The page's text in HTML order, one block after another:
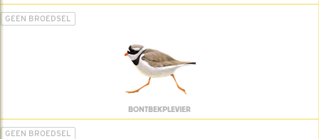
GEEN BROEDSEL
BONTBEKPLEVIER
GEEN BROEDSEL